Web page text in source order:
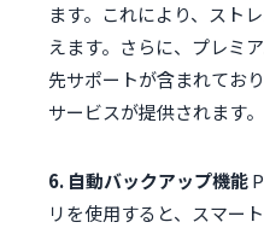
ます。これにより、スト
えます。さらに、プレミ
先サポートが含まれてお
サービスが提供されます。
6. 自動バックアップ機能
リを使用すると、スマー